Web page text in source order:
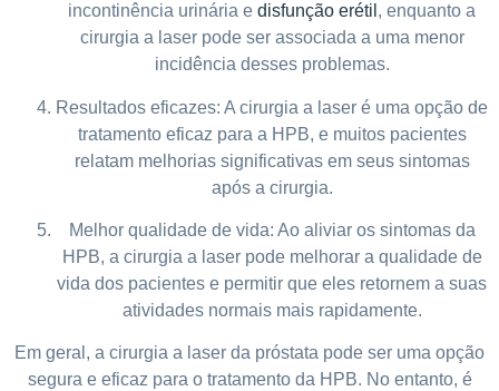
incontinência urinária e disfunção erétil , enquanto a
cirurgia a laser pode ser associada a uma menor
incidência desses problemas.
Resultados eficazes: A cirurgia a laser é uma opção de
tratamento eficaz para a HPB, e muitos pacientes
relatam melhorias significativas em seus sintomas
após a cirurgia.
Melhor qualidade de vida: Ao aliviar os sintomas da
HPB, a cirurgia a laser pode melhorar a qualidade de
vida dos pacientes e permitir que eles retornem a suas
atividades normais mais rapidamente.
Em geral, a cirurgia a laser da próstata pode ser uma opção
segura e eficaz para o tratamento da HPB. No entanto, é